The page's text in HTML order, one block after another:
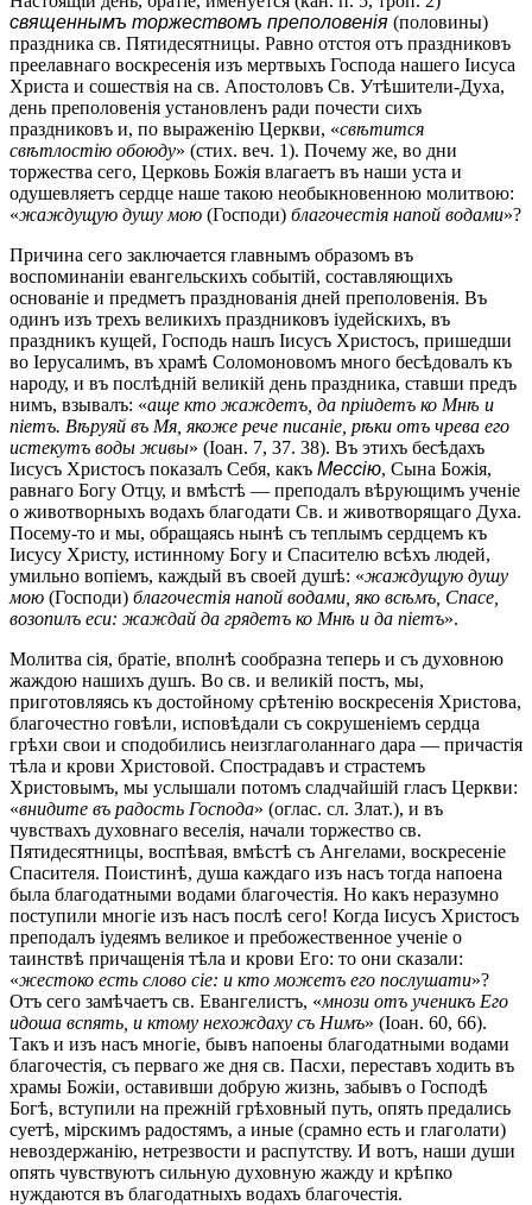
священнымъ торжествомъ преполовенія (половины)
праздника cв. Пятидесятницы. Равно отстоя отъ праздниковъ
преелавнаго воскресенія изъ мертвыхъ Господа нашего Іисуса
Христа и сошествія на св. Апостоловъ Св. Утѣшители-Духа,
день преполовенія установленъ ради почести сихъ
праздниковъ и, по выраженію Церкви, «свѣтится
свѣтлостію обоюду» (стих. веч. 1). Почему же, во дни
торжества сего, Церковь Божія влагаетъ въ наши уста и
одушевляетъ сердце наше такою необыкновенною молитвою:
«жаждущую душу мою (Господи) благочестія напой водами»?
Причина сего заключается главнымъ образомъ въ
воспоминаніи евангельскихъ событій, составляющихъ
основаніе и предметъ празднованія дней преполовенія. Въ
одинъ изъ трехъ великихъ праздниковъ іудейскихъ, въ
праздникъ кущей, Господь нашъ Іисусъ Христосъ, пришедши
во Іерусалимъ, въ храмѣ Соломоновомъ много бесѣдовалъ къ
народу, и въ послѣдній великій день праздника, ставши предъ
нимъ, взывалъ: «аще кто жаждетъ, да пріидетъ ко Мнѣ и
піетъ. Вѣруяй въ Мя, якоже рече писаніе, рѣки отъ чрева его
истекутъ воды живы» (Іоан. 7, 37. 38). Въ этихъ бесѣдахъ
Іисусъ Христосъ показалъ Себя, какъ Мессію, Сына Божія,
равнаго Богу Отцу, и вмѣстѣ — преподалъ вѣрующимъ ученіе
о животворныхъ водахъ благодати Св. и животворящаго Духа.
Посему-то и мы, обращаясь нынѣ съ теплымъ сердцемъ къ
Іисусу Христу, истинному Богу и Спасителю всѣхъ людей,
умильно вопіемъ, каждый въ своей душѣ: «жаждущую душу
мою (Господи) благочестія напой водами, яко всѣмъ, Спасе,
возопилъ еси: жаждай да грядетъ ко Мнѣ и да піетъ».
Молитва сія, братіе, вполнѣ сообразна теперь и съ духовною
жаждою нашихъ душъ. Во св. и великій постъ, мы,
приготовляясь къ достойному срѣтенію воскресенія Христова,
благочестно говѣли, исповѣдали съ сокрушеніемъ сердца
грѣхи свои и сподобились неизглаголаннаго дара — причастія
тѣла и крови Христовой. Спострадавъ и страстемъ
Христовымъ, мы услышали потомъ сладчайшій гласъ Церкви:
«внидите въ радость Господа» (оглас. сл. Злат.), и въ
чувствахъ духовнаго веселія, начали торжество св.
Пятидесятницы, воспѣвая, вмѣстѣ съ Ангелами, воскресеніе
Спасителя. Поистинѣ, душа каждаго изъ насъ тогда напоена
была благодатными водами благочестія. Но какъ неразумно
поступили многіе изъ насъ послѣ сего! Когда Іисусъ Христосъ
преподалъ іудеямъ великое и пребожественное ученіе о
таинствѣ причащенія тѣла и крови Его: то они сказали:
«жестоко есть слово сіе: и кто можетъ его послушати»?
Отъ сего замѣчаетъ св. Евангелистъ, «мнози отъ ученикъ Его
идоша вспять, и ктому нехождаху съ Нимъ» (Іоан. 60, 66).
Такъ и изъ насъ многіе, бывъ напоены благодатными водами
благочестія, съ перваго же дня св. Пасхи, переставъ ходить въ
храмы Божіи, оставивши добрую жизнь, забывъ о Господѣ
Богѣ, вступили на прежній грѣховный путь, опять предались
суетѣ, мірскимъ радостямъ, а иные (срамно есть и глаголати)
невоздержанію, нетрезвости и распутству. И вотъ, наши души
опять чувствуютъ сильную духовную жажду и крѣпко
нуждаются въ благодатныхъ водахъ благочестія.